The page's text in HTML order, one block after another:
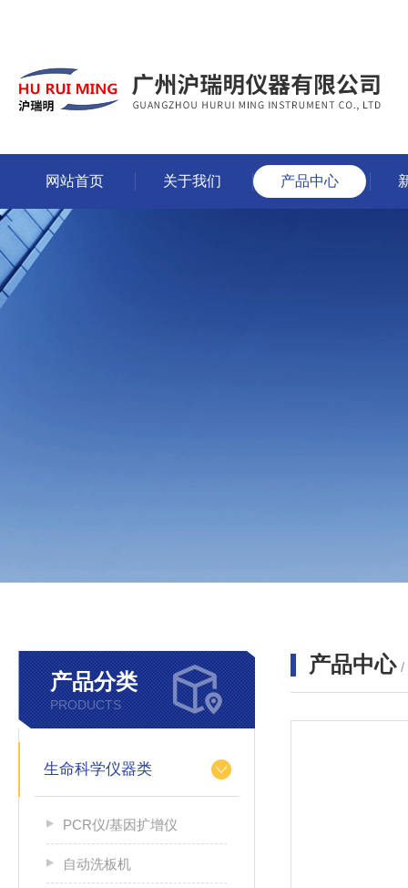
网站首页 关于我们 产品中心
产品分类
PRODUCTS
生命科学仪器类
PCR仪/基因扩增仪
自动洗板机
产品中心 /